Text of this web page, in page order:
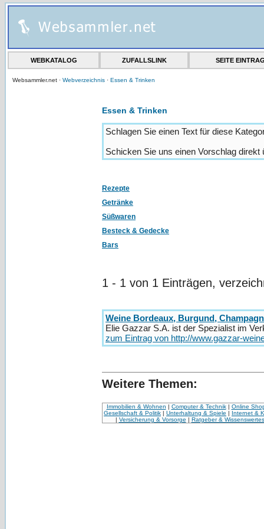
WEBKATALOG ZUFALLSLINK SEITE
Websammler.net · Webverzeichnis · Essen & Trinken
Essen & Trinken
Schlagen Sie einen Text für diese
Schicken Sie uns einen Vorschlag
Rezepte
Getränke
Süßwaren
Besteck & Gedecke
Bars
1 - 1 von 1 Einträgen,
Weine Bordeaux, Burgund,
Elie Gazzar S.A. ist der Spezialist im
zum Eintrag von http://www.gazzar-
Weitere Themen:
Immobilien & Wohnen | Computer & Technik| Online
Gesellschaft & Politik | Unterhaltung & Spiele | Internet &
| Versicherung & Vorsorge | Ratgeber & Wissenswertes